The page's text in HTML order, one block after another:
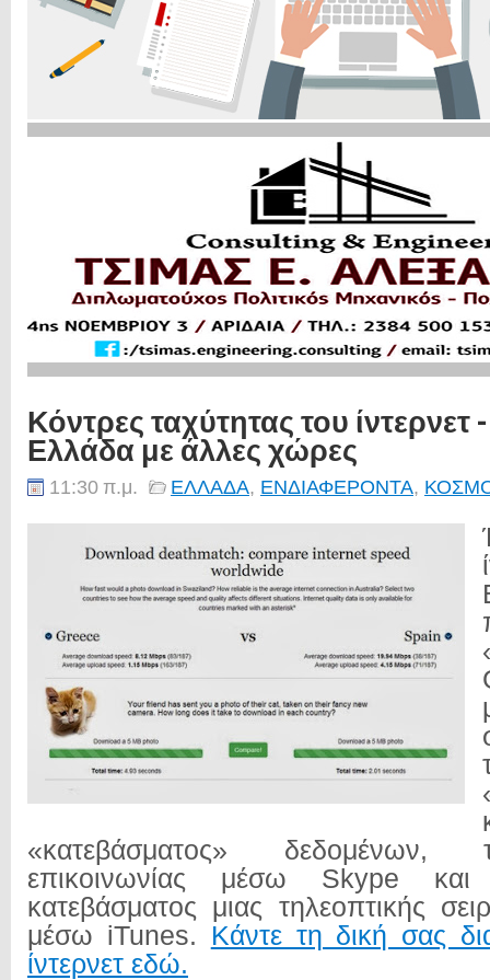
Κόντρες ταχύτητας του ίντερνετ
Ελλάδα με άλλες χώρες
11:30 π.μ. ΕΛΛΑΔΑ, ΕΝΔΙΑΦΕΡΟΝΤΑ,
«κατεβάσματος» δεδομένων,
επικοινωνίας μέσω Skype και
κατεβάσματος μιας τηλεοπτικής
μέσω iTunes. Κάντε τη δική σας
ίντερνετ εδώ.